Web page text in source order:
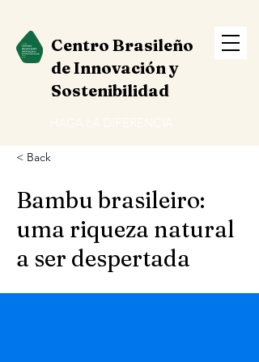
Centro Brasileño
de Innovación y
Sostenibilidad
< Back
Bambu brasileiro:
uma riqueza natural
a ser despertada